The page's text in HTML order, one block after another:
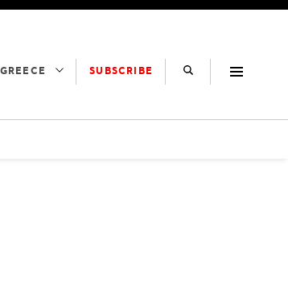
GREECE SUBSCRIBE